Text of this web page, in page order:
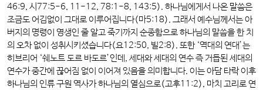
46:9, 시77:5-6, 11-12, 78:1-8, 143:5). 하나님에게서 나온 말씀은
조금도 어김없이 그대로 이루어집니다(마5:18). 그래서 예수님께서는 아
버지의 명령이 영생인 줄 알고 죽기까지 순종함으로 하나님의 말씀을 한 치
의 오차 없이 성취시키셨습니다(요12:50, 빌2:8). 또한 ‘역대의 연대’는
히브리어 ‘쉐노트 도르 바도르’인데, 세대와 세대의 연수 즉 거듭된 세대의
연수가 중간에 끊어짐 없이 이어져 있음을 의미합니다. 이는 아담 타락 이후
하나님의 인류 구원 역사가 하나님의 열심으로(고후11:2), 마치 고리로 연